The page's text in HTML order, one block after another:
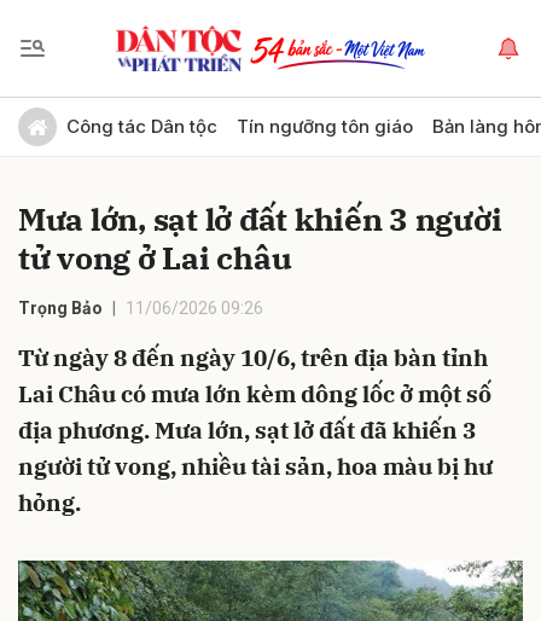
Công tác Dân tộc Tín ngưỡng tôn giáo Bản làng
Mưa lớn, sạt lở đất khiến 3 người
tử vong ở Lai châu
Trọng Bảo 11/06/2026 09:26
Từ ngày 8 đến ngày 10/6, trên địa bàn tỉnh
Lai Châu có mưa lớn kèm dông lốc ở một số
địa phương. Mưa lớn, sạt lở đất đã khiến 3
người tử vong, nhiều tài sản, hoa màu bị hư
hỏng.
Gửi bình luận
Hủy Gửi